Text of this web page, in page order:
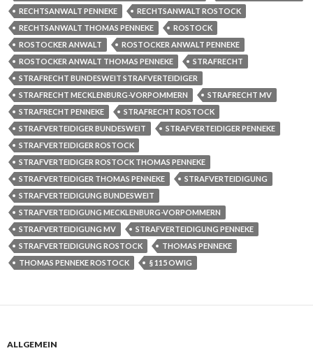
RECHTSANWALT PENNEKE
RECHTSANWALT ROSTOCK
RECHTSANWALT THOMAS PENNEKE
ROSTOCK
ROSTOCKER ANWALT
ROSTOCKER ANWALT PENNEKE
ROSTOCKER ANWALT THOMAS PENNEKE
STRAFRECHT
STRAFRECHT BUNDESWEIT STRAFVERTEIDIGER
STRAFRECHT MECKLENBURG-VORPOMMERN
STRAFRECHT MV
STRAFRECHT PENNEKE
STRAFRECHT ROSTOCK
STRAFVERTEIDIGER BUNDESWEIT
STRAFVERTEIDIGER PENNEKE
STRAFVERTEIDIGER ROSTOCK
STRAFVERTEIDIGER ROSTOCK THOMAS PENNEKE
STRAFVERTEIDIGER THOMAS PENNEKE
STRAFVERTEIDIGUNG
STRAFVERTEIDIGUNG BUNDESWEIT
STRAFVERTEIDIGUNG MECKLENBURG-VORPOMMERN
STRAFVERTEIDIGUNG MV
STRAFVERTEIDIGUNG PENNEKE
STRAFVERTEIDIGUNG ROSTOCK
THOMAS PENNEKE
THOMAS PENNEKE ROSTOCK
§ 115 OWIG
ALLGEMEIN